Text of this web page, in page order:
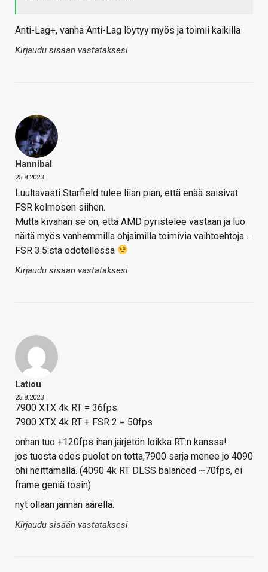
Anti-Lag+, vanha Anti-Lag löytyy myös ja toimii kaikilla
Kirjaudu sisään vastataksesi
Hannibal
25.8.2023
Luultavasti Starfield tulee liian pian, että enää saisivat
FSR kolmosen siihen.
Mutta kivahan se on, että AMD pyristelee vastaan ja luo
näitä myös vanhemmilla ohjaimilla toimivia vaihtoehtoja…
FSR 3.5:sta odotellessa
Kirjaudu sisään vastataksesi
Latiou
25.8.2023
7900 XTX 4k RT = 36fps
7900 XTX 4k RT + FSR 2 = 50fps
onhan tuo +120fps ihan järjetön loikka RT:n kanssa!
jos tuosta edes puolet on totta,7900 sarja menee jo 4090
ohi heittämällä. (4090 4k RT DLSS balanced ~70fps, ei
frame geniä tosin)
nyt ollaan jännän äärellä.
Kirjaudu sisään vastataksesi